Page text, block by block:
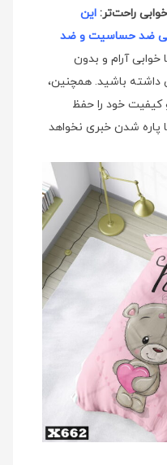
راحت‌تر: این
با الیاف 300 گرمی ضد حساسیت و ضد
خوابی آرام و بدون
داشته باشید. همچنین،
خود را حفظ
پاره شدن خبری نخواهد